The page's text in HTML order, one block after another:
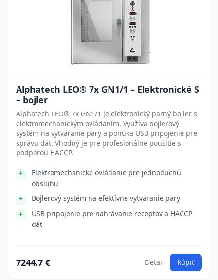
Alphatech LEO® 7x GN1/1 – Elektronické S
– bojler
Alphatech LEO® 7x GN1/1 je elektronický parný bojler s
elektromechanickým ovládaním. Využíva bojlerový
systém na vytváranie pary a ponúka USB pripojenie pre
správu dát. Vhodný je pre profesionálne použitie s
podporou HACCP.
Elektromechanické ovládanie pre jednoduchú
obsluhu
Bojlerový systém na efektívne vytváranie pary
USB pripojenie pre nahrávanie receptov a HACCP
dát
7244.7 € Detail kúpiť